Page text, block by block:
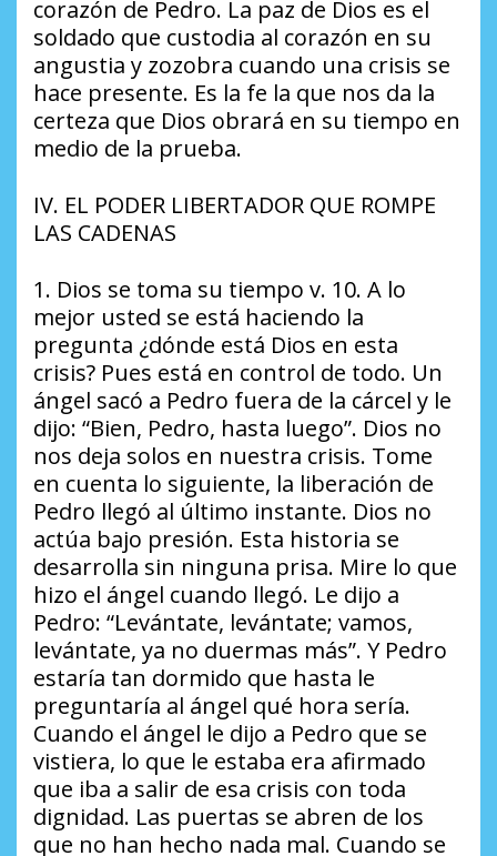
corazón de Pedro. La paz de Dios es el
soldado que custodia al corazón en su
angustia y zozobra cuando una crisis se
hace presente. Es la fe la que nos da la
certeza que Dios obrará en su tiempo en
medio de la prueba.
IV. EL PODER LIBERTADOR QUE ROMPE
LAS CADENAS
1. Dios se toma su tiempo v. 10. A lo
mejor usted se está haciendo la
pregunta ¿dónde está Dios en esta
crisis? Pues está en control de todo. Un
ángel sacó a Pedro fuera de la cárcel y le
dijo: “Bien, Pedro, hasta luego”. Dios no
nos deja solos en nuestra crisis. Tome
en cuenta lo siguiente, la liberación de
Pedro llegó al último instante. Dios no
actúa bajo presión. Esta historia se
desarrolla sin ninguna prisa. Mire lo que
hizo el ángel cuando llegó. Le dijo a
Pedro: “Levántate, levántate; vamos,
levántate, ya no duermas más”. Y Pedro
estaría tan dormido que hasta le
preguntaría al ángel qué hora sería.
Cuando el ángel le dijo a Pedro que se
vistiera, lo que le estaba era afirmado
que iba a salir de esa crisis con toda
dignidad. Las puertas se abren de los
que no han hecho nada mal. Cuando se